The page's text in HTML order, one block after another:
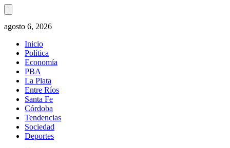
agosto 6, 2026
Inicio
Política
Economía
PBA
La Plata
Entre Ríos
Santa Fe
Córdoba
Tendencias
Sociedad
Deportes